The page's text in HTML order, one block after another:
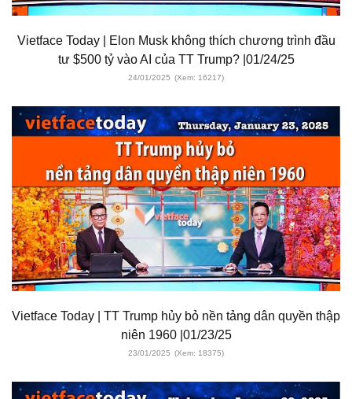
Vietface Today | Elon Musk không thích chương trình đầu
tư $500 tỷ vào AI của TT Trump? |01/24/25
24/01/2025 (Xem: 16217)
Vietface Today | TT Trump hủy bỏ nền tảng dân quyền thập
niên 1960 |01/23/25
23/01/2025 (Xem: 18375)